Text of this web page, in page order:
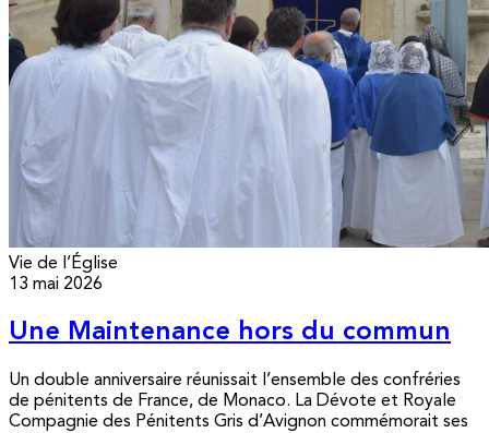
Vie de l’Église
13 mai 2026
Une Maintenance hors du commun
Un double anniversaire réunissait l’ensemble des confréries
de pénitents de France, de Monaco. La Dévote et Royale
Compagnie des Pénitents Gris d’Avignon commémorait ses